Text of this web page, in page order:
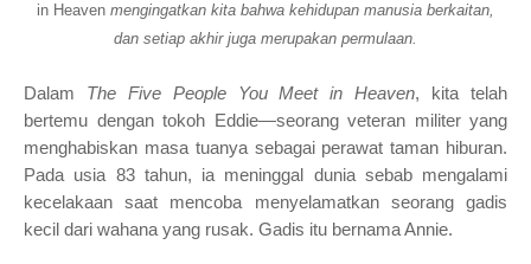
in Heaven mengingatkan kita bahwa kehidupan manusia berkaitan,
dan setiap akhir juga merupakan permulaan.
Dalam The Five People You Meet in Heaven, kita telah
bertemu dengan tokoh Eddie—seorang veteran militer yang
menghabiskan masa tuanya sebagai perawat taman hiburan.
Pada usia 83 tahun, ia meninggal dunia sebab mengalami
kecelakaan saat mencoba menyelamatkan seorang gadis
kecil dari wahana yang rusak. Gadis itu bernama Annie.